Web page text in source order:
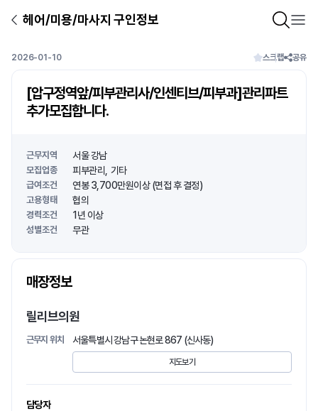
헤어/미용/마사지 구인정보
2026-01-10 스크랩 공유
[압구정역앞/피부관리사/인센티브/피부과]관리파트
추가모집합니다.
근무지역 서울 강남
모집업종 피부관리 기타
급여조건 연봉 3,700만원이상 (면접 후 결정)
고용형태 협의
경력조건 1년 이상
성별조건 무관
매장정보
릴리브의원
근무지 위치 서울특별시 강남구 논현로 867 (신사동)
지도보기
담당자